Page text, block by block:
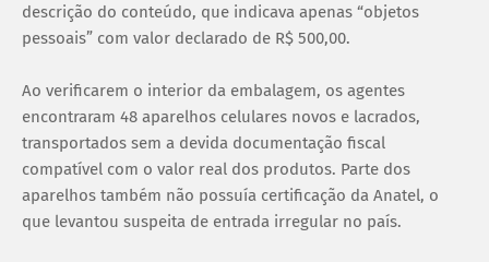
descrição do conteúdo, que indicava apenas “objetos
pessoais” com valor declarado de R$ 500,00.
Ao verificarem o interior da embalagem, os agentes
encontraram 48 aparelhos celulares novos e lacrados,
transportados sem a devida documentação fiscal
compatível com o valor real dos produtos. Parte dos
aparelhos também não possuía certificação da Anatel, o
que levantou suspeita de entrada irregular no país.